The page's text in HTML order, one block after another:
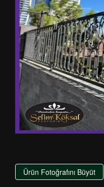
Ürün Fotoğrafını Büyüt